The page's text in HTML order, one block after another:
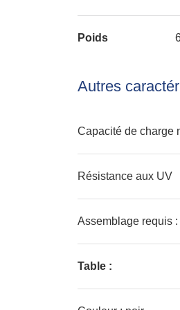
Poids
Autres
Capacité de charge
Résistance aux UV
Assemblage requis :
Table :